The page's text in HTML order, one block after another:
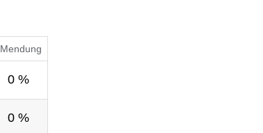
Mendung
0 %
0 %